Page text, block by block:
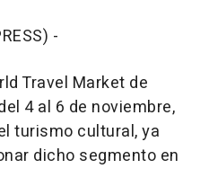
-
Travel Market de
4 al 6 de noviembre,
turismo cultural, ya
dicho segmento en